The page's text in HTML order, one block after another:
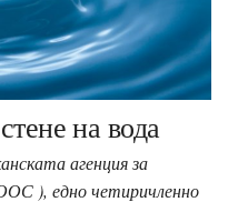
на вода
агенция за
), едно четиричленно